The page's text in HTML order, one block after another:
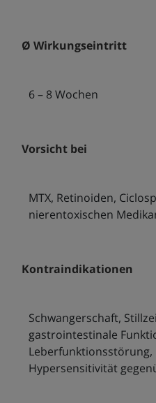
Ø Wirkungseintritt
6 – 8 Wochen
Vorsicht bei
MTX, Retinoiden,
nierentoxischen
Kontraindikationen
Schwangerschaft,
gastrointestinale
Leberfunktionsstörung,
Hypersensitivität